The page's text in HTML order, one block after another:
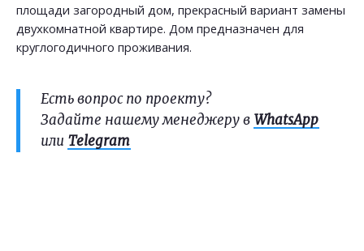
площади загородный дом, прекрасный вариант замены
двухкомнатной квартире. Дом предназначен для
круглогодичного проживания.
Есть вопрос по проекту?
Задайте нашему менеджеру в WhatsApp
или Telegram